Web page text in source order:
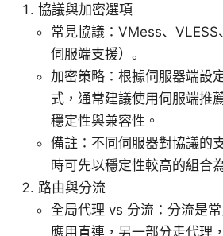
協議與加密選項
常見協議：VMess、
伺服端支援）。
加密策略：根據伺服器端設
式，通常建議使用伺服端推
穩定性與兼容性。
備註：不同伺服器對協議的
時可先以穩定性較高的組合
路由與分流
全局代理 vs 分流：分流是
應用直連，另一部分走代理